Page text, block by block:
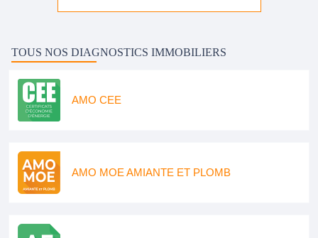
TOUS NOS DIAGNOSTICS IMMOBILIERS
AMO CEE
AMO MOE AMIANTE ET PLOMB